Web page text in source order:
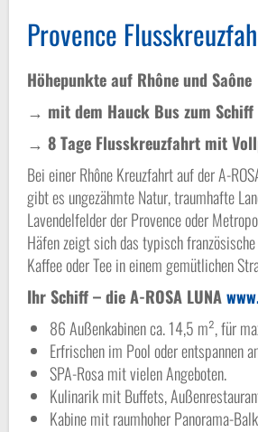
Provence
Höhepunkte
→ mit dem Hauck Bus zum Schiff
→ 8 Tage Flusskreuzfahrt mit
Bei einer Rhône Kreuzfahrt auf der A-
gibt es ungezähmte Natur, traumhafte
Lavendelfelder der Provence oder
Häfen zeigt sich das typisch
Kaffee oder Tee in einem gemütlichen
Ihr Schiff – die A-ROSA LUNA
86 Außenkabinen ca. 14,5 m², für
Erfrischen im Pool oder entspannen
SPA-Rosa mit vielen Angeboten.
Kulinarik mit Buffets,
Kabine mit raumhoher Panorama-